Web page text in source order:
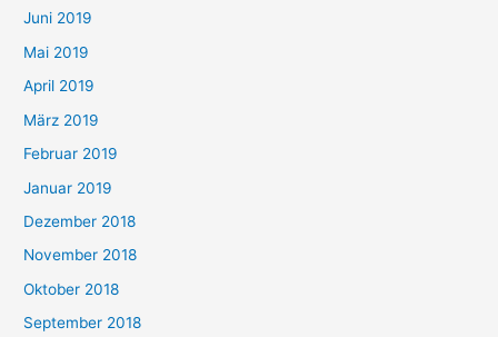
Juni 2019
Mai 2019
April 2019
März 2019
Februar 2019
Januar 2019
Dezember 2018
November 2018
Oktober 2018
September 2018